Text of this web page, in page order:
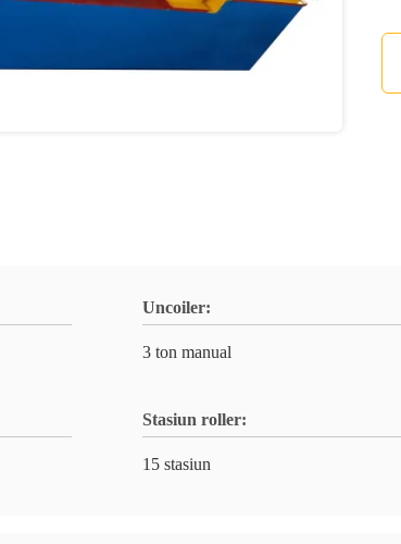
Uncoiler:
3 ton manual
Stasiun roller:
15 stasiun